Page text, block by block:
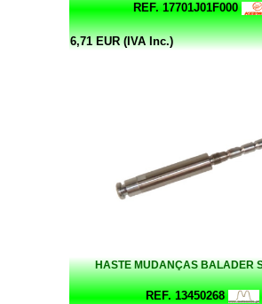
REF. 17701J01F000
6,71 EUR (IVA Inc.)
HASTE MUDANÇAS BALADER
REF. 13450268